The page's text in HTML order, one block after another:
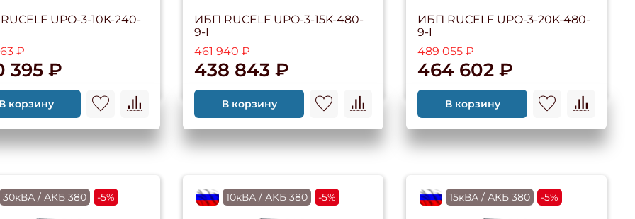
UPO-3-10K-240-
₽
395 ₽
корзину
ИБП RUCELF UPO-3-15K-480-
9-I
461 940 ₽
438 843 ₽
В корзину
ИБП RUCELF UPO-3-20K-480-
9-I
489 055 ₽
464 602 ₽
В корзину
30кВА / АКБ 380 -5% flagRU10кВА / АКБ 380 -5% flagRU15кВА / АКБ 380 -5%